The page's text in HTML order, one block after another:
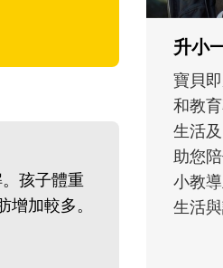
孩子體重
加較多。
媽提前了解小一校園
，無痛銜接上小學。